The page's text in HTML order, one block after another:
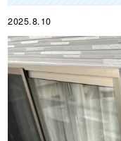
2025.8.10